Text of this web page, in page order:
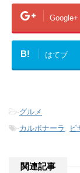
Google+
B! はてブ
-グルメ
-カルボナーラ , ピ
関連記事